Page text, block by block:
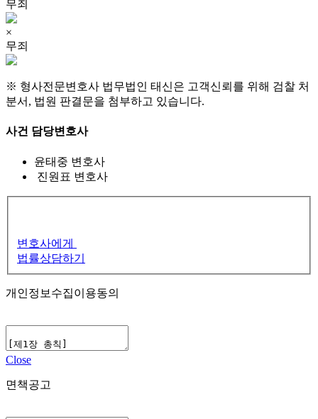
무죄
×
무죄
※ 형사전문변호사 법무법인 태신은 고객신뢰를 위해 검찰 처
분서, 법원 판결문을 첨부하고 있습니다.
사건 담당변호사
윤태중 변호사
진원표 변호사
변호사에게
법률상담하기
개인정보수집이용동의
Close
면책공고